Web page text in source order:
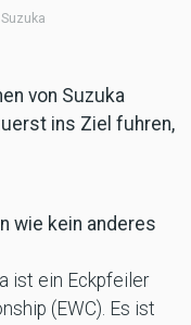
von Suzuka
ins Ziel fuhren,
wie kein anderes
ist ein Eckpfeiler
(EWC). Es ist